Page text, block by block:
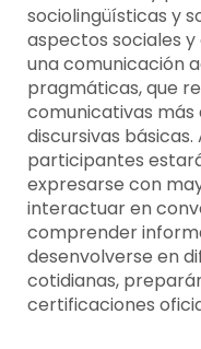
sociolingüísticas y
aspectos sociales
una comunicación
pragmáticas, que
comunicativas
discursivas
participantes
expresarse con
interactuar en
comprender
desenvolverse en
cotidianas,
certificaciones